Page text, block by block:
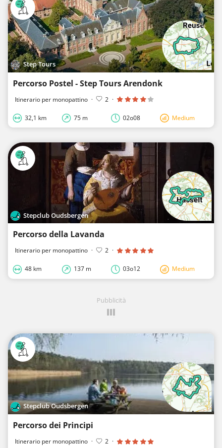
Step Tours
Percorso Postel - Step Tours Arendonk
Itinerario per monopattino · 2 ·
32,1 km 75 m 02o08 Medium
Stepclub Oudsbergen
Percorso della Lavanda
Itinerario per monopattino · 2 ·
48 km 137 m 03o12 Medium
Pubblicità
Stepclub Oudsbergen
Percorso dei Principi
Itinerario per monopattino · 2 ·